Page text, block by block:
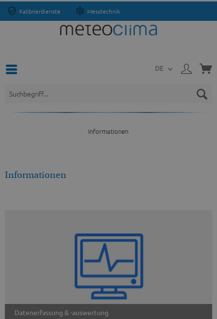
Kalibrierdienste Messtechnik
DE
Informationen
Datenerfassung & -auswertung
Informationen